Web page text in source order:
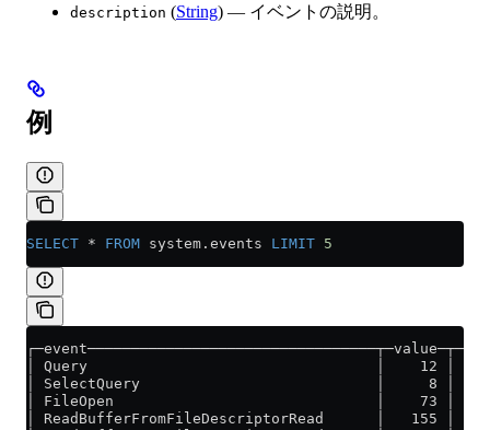
description (String) — イベントの説明。
例
SELECT * FROM system . events LIMIT 5
│ Query                                 │    12 │ Number
│ SelectQuery                           │
│ FileOpen                              │
│ ReadBufferFromFileDescriptorRead